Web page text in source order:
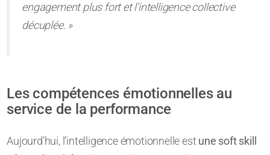
engagement plus fort et l’intelligence collective
décuplée. »
Les compétences émotionnelles au
service de la performance
Aujourd’hui, l’intelligence émotionnelle est une soft skill